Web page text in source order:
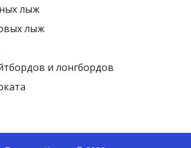
лыж
лыж
и лонгбордов